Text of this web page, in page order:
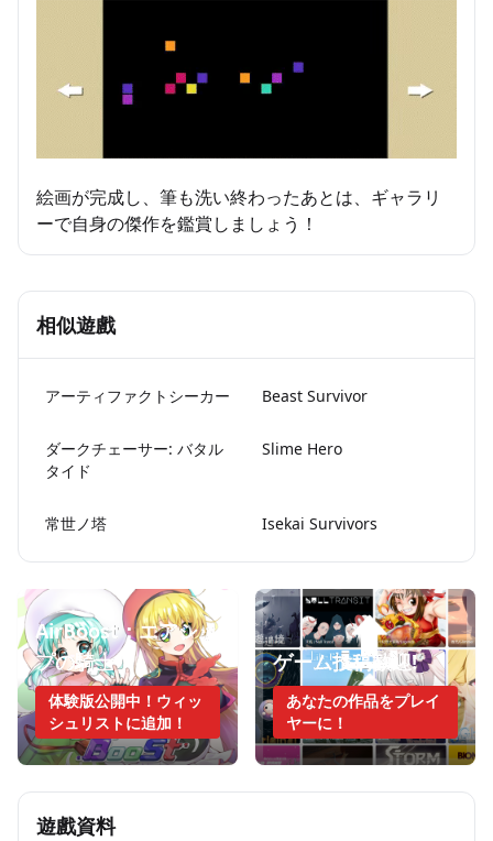
絵画が完成し、筆も洗い終わったあとは、ギャラリ
ーで自身の傑作を鑑賞しましょう！
相似遊戲
アーティファクトシーカー Beast Survivor
ダークチェーサー: バタル
タイド
Slime Hero
常世ノ塔 Isekai Survivors
AirBoost：エアシッ
プの騎士
体験版公開中！ウィッ
シュリストに追加！
ゲーム投稿歓迎!
あなたの作品をプレイ
ヤーに！
遊戲資料